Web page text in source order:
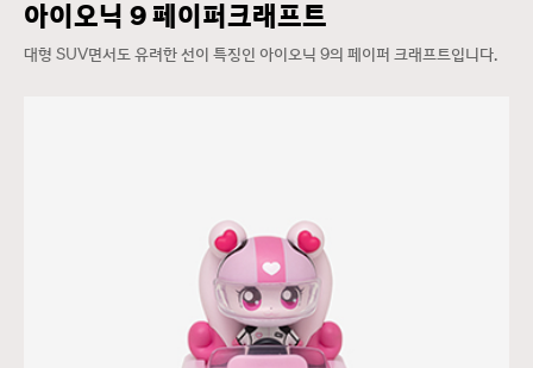
아이오닉 9 페이퍼크래프트
대형 SUV면서도 유려한 선이 특징인 아이오닉 9의 페이퍼 크래프트입니다.